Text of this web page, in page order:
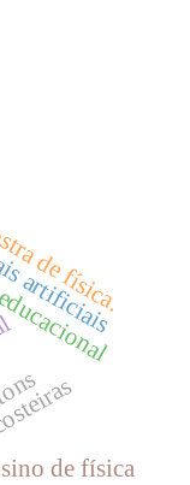
artificiais
de física.
de física